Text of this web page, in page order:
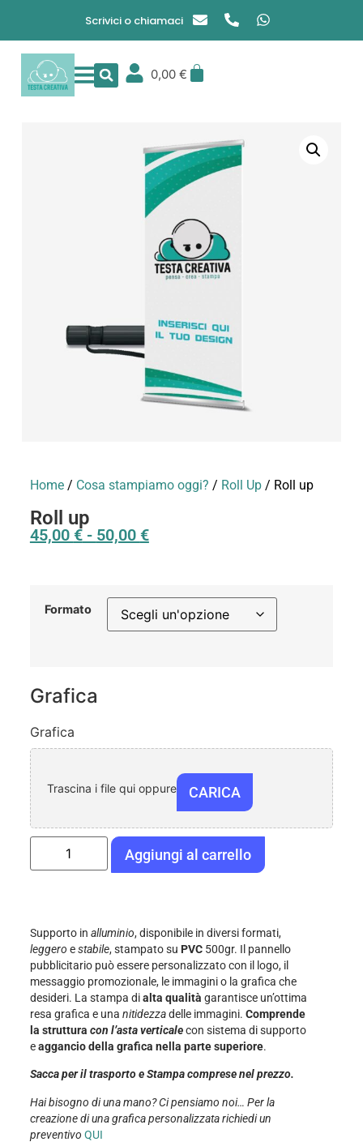
Scrivici o chiamaci
0,00€
Home/ Cosa stampiamo oggi? / Roll Up/ Roll up
Roll up
45,00 €- 50,00 €
Supporto in alluminio, disponibile in diversi formati,
leggero estabile, stampato su PVC500gr. Il pannello
pubblicitario può essere personalizzato con il logo, il
messaggio promozionale, le immagini o la grafica che
desideri. La stampa dialta qualità garantisce un’ottima
resa grafica e una nitidezzadelle immagini. Comprende
la struttura con l’asta verticalecon sistema di supporto
eaggancio della grafica nella parte superiore.
Sacca per il trasporto e Stampa comprese nel prezzo.
Hai bisogno di una mano? Ci pensiamo noi… Per la
creazione di una grafica personalizzata richiedi un
preventivo QUI
Formato
Grafica
Grafica
Trascina i file qui oppure CARICA
Aggiungi al carrello